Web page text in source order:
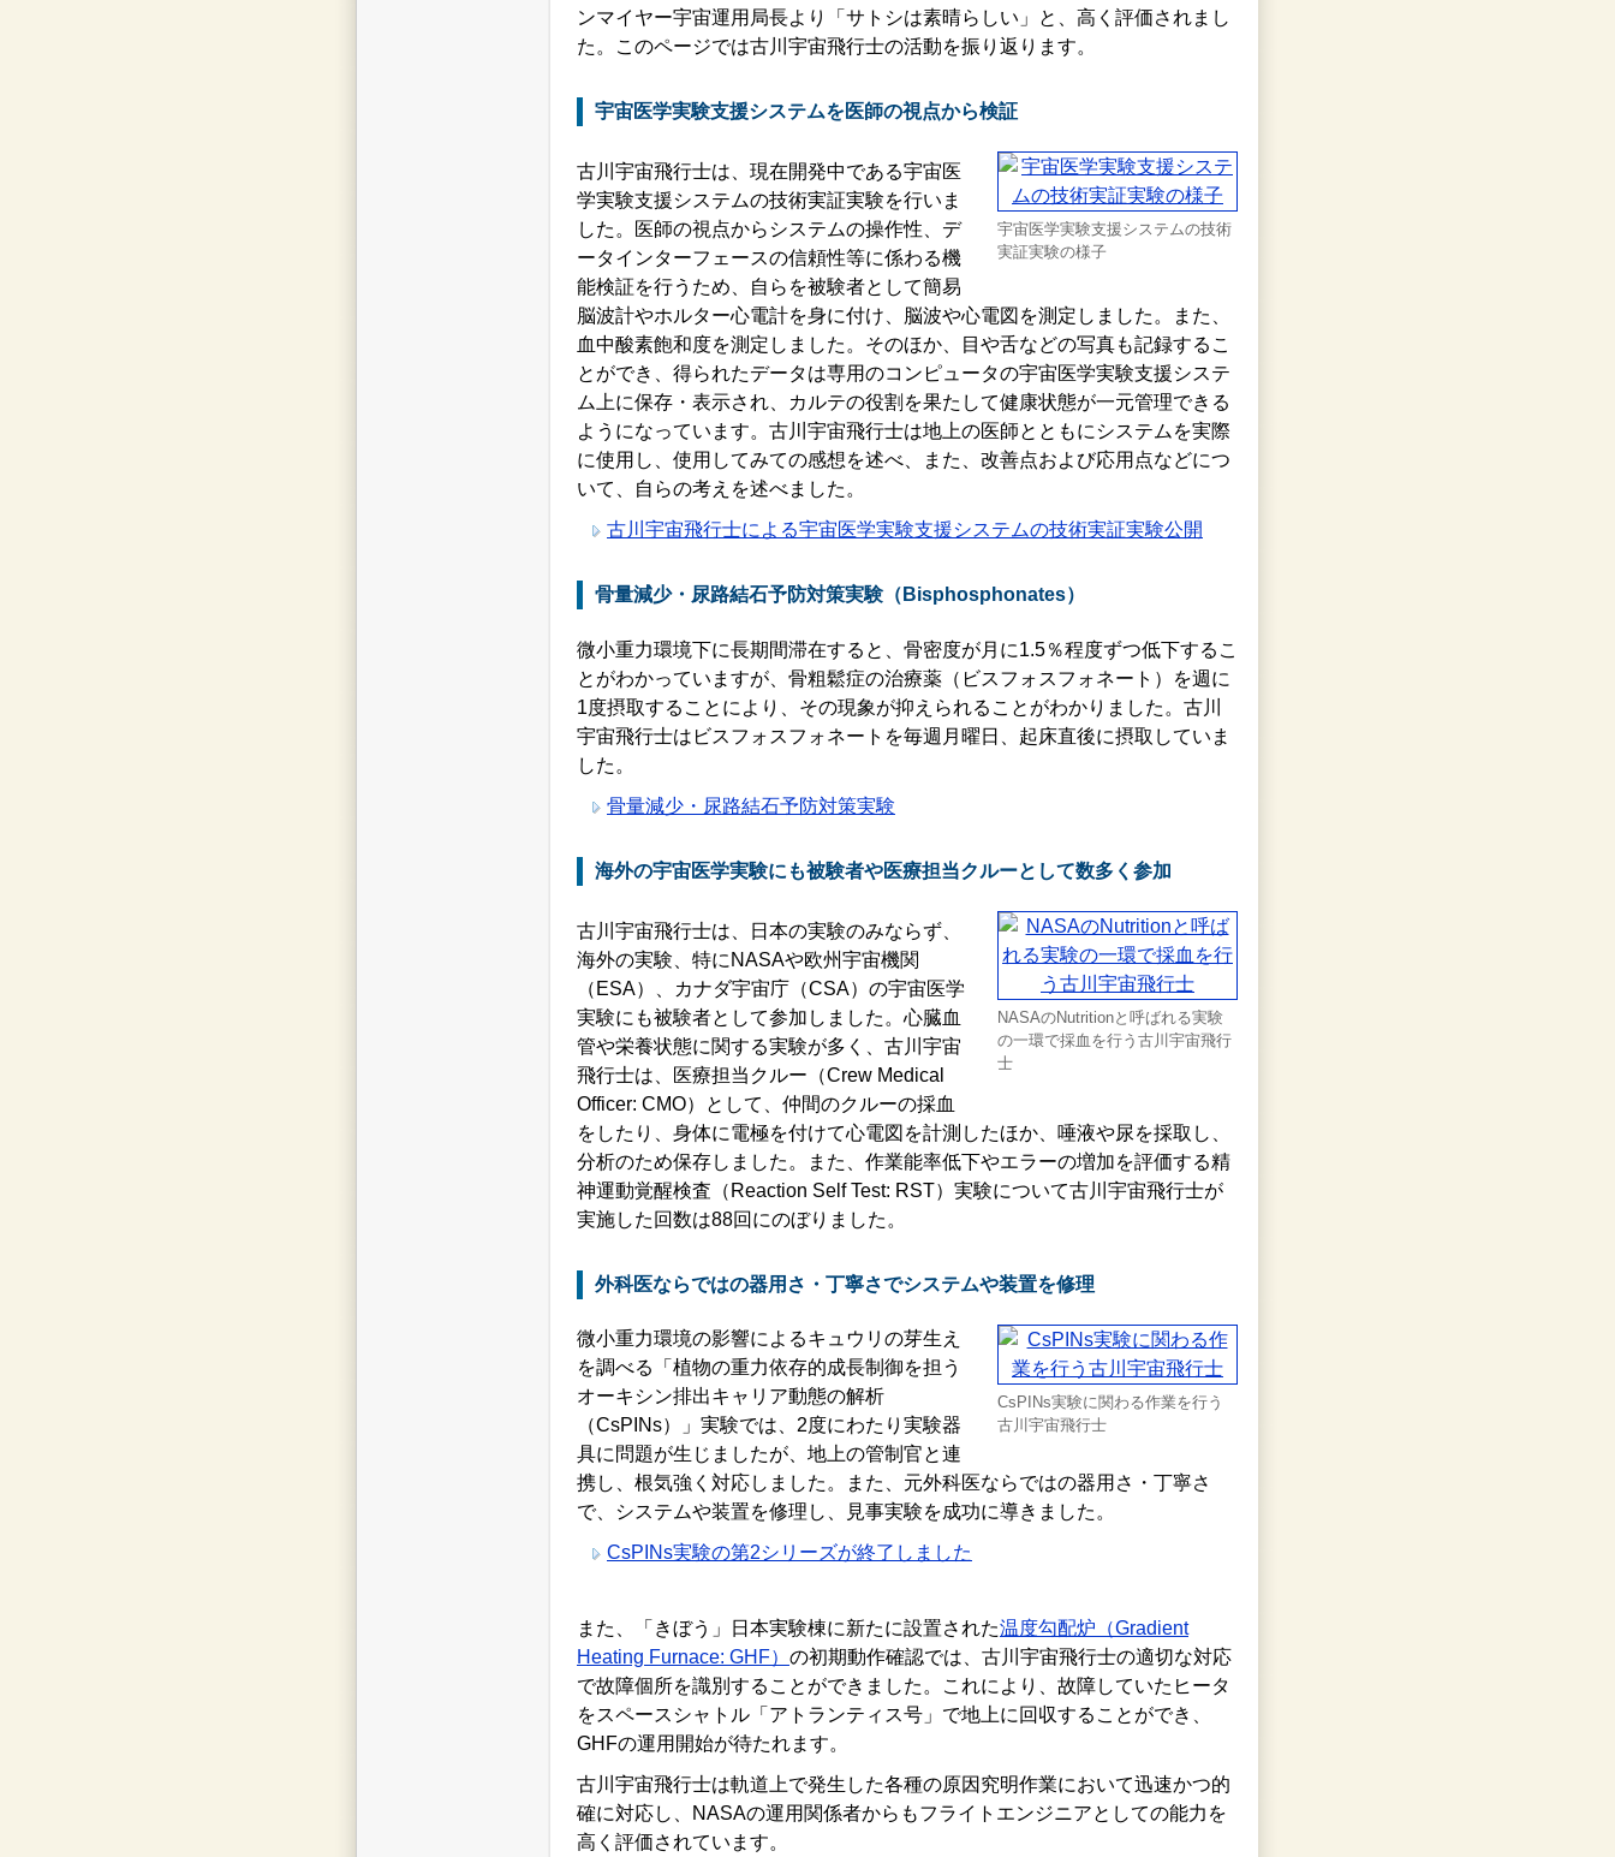
ンマイヤー宇宙運用局長より「サトシは素晴らしい」と、高く評価されまし
た。このページでは古川宇宙飛行士の活動を振り返ります。
宇宙医学実験支援システムを医師の視点から検証
宇宙医学実験支援システムの技術
実証実験の様子
古川宇宙飛行士は、現在開発中である宇宙医
学実験支援システムの技術実証実験を行いま
した。医師の視点からシステムの操作性、デ
ータインターフェースの信頼性等に係わる機
能検証を行うため、自らを被験者として簡易
脳波計やホルター心電計を身に付け、脳波や心電図を測定しました。また、
血中酸素飽和度を測定しました。そのほか、目や舌などの写真も記録するこ
とができ、得られたデータは専用のコンピュータの宇宙医学実験支援システ
ム上に保存・表示され、カルテの役割を果たして健康状態が一元管理できる
ようになっています。古川宇宙飛行士は地上の医師とともにシステムを実際
に使用し、使用してみての感想を述べ、また、改善点および応用点などにつ
いて、自らの考えを述べました。
古川宇宙飛行士による宇宙医学実験支援システムの技術実証実験公開
骨量減少・尿路結石予防対策実験（Bisphosphonates）
微小重力環境下に長期間滞在すると、骨密度が月に1.5％程度ずつ低下するこ
とがわかっていますが、骨粗鬆症の治療薬（ビスフォスフォネート）を週に
1度摂取することにより、その現象が抑えられることがわかりました。古川
宇宙飛行士はビスフォスフォネートを毎週月曜日、起床直後に摂取していま
した。
骨量減少・尿路結石予防対策実験
海外の宇宙医学実験にも被験者や医療担当クルーとして数多く参加
NASAのNutritionと呼ばれる実験
の一環で採血を行う古川宇宙飛行
士
古川宇宙飛行士は、日本の実験のみならず、
海外の実験、特にNASAや欧州宇宙機関
（ESA）、カナダ宇宙庁（CSA）の宇宙医学
実験にも被験者として参加しました。心臓血
管や栄養状態に関する実験が多く、古川宇宙
飛行士は、医療担当クルー（Crew Medical
Officer: CMO）として、仲間のクルーの採血
をしたり、身体に電極を付けて心電図を計測したほか、唾液や尿を採取し、
分析のため保存しました。また、作業能率低下やエラーの増加を評価する精
神運動覚醒検査（Reaction Self Test: RST）実験について古川宇宙飛行士が
実施した回数は88回にのぼりました。
外科医ならではの器用さ・丁寧さでシステムや装置を修理
CsPINs実験に関わる作業を行う
古川宇宙飛行士
微小重力環境の影響によるキュウリの芽生え
を調べる「植物の重力依存的成長制御を担う
オーキシン排出キャリア動態の解析
（CsPINs）」実験では、2度にわたり実験器
具に問題が生じましたが、地上の管制官と連
携し、根気強く対応しました。また、元外科医ならではの器用さ・丁寧さ
で、システムや装置を修理し、見事実験を成功に導きました。
CsPINs実験の第2シリーズが終了しました
また、「きぼう」日本実験棟に新たに設置された温度勾配炉（Gradient
Heating Furnace: GHF） の初期動作確認では、古川宇宙飛行士の適切な対応
で故障個所を識別することができました。これにより、故障していたヒータ
をスペースシャトル「アトランティス号」で地上に回収することができ、
GHFの運用開始が待たれます。
古川宇宙飛行士は軌道上で発生した各種の原因究明作業において迅速かつ的
確に対応し、NASAの運用関係者からもフライトエンジニアとしての能力を
高く評価されています。